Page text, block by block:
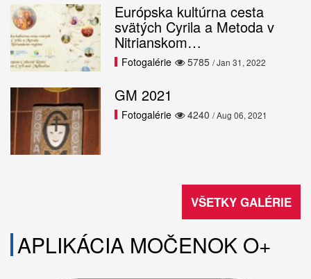
Európska kultúrna cesta
svätých Cyrila a Metoda v
Nitrianskom…
5785
Fotogalérie / Jan 31, 2022
GM 2021
4240
Fotogalérie / Aug 06, 2021
VŠETKY GALÉRIE
APLIKÁCIA MOČENOK O+